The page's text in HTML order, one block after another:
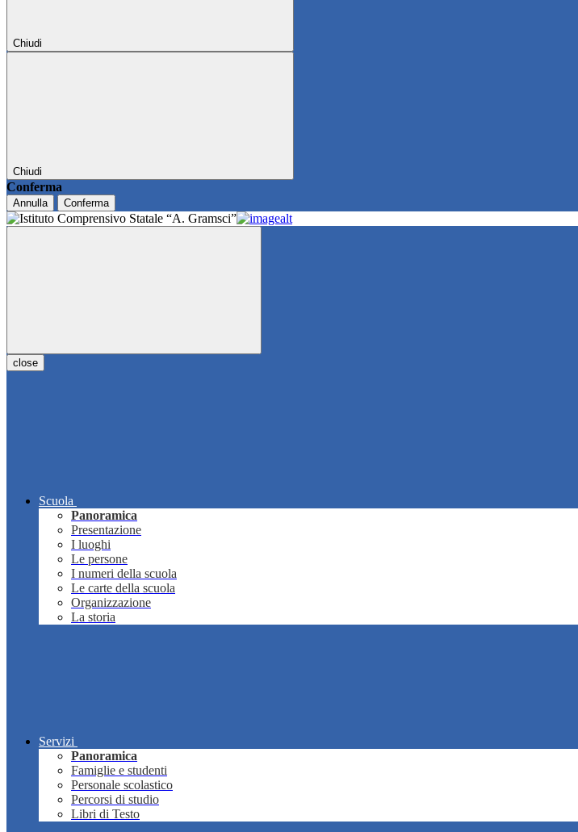
Chiudi
Chiudi
Conferma
Annulla Conferma
close
Scuola
Panoramica
Presentazione
I luoghi
Le persone
I numeri della scuola
Le carte della scuola
Organizzazione
La storia
Servizi
Panoramica
Famiglie e studenti
Personale scolastico
Percorsi di studio
Libri di Testo